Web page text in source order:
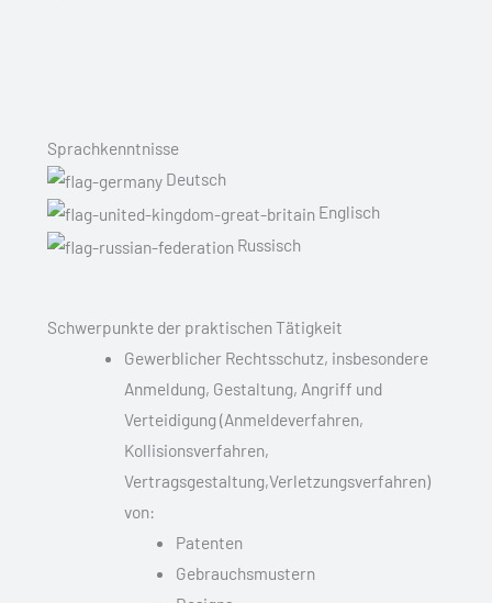
Sprachkenntnisse
Deutsch
Englisch
Russisch
Schwerpunkte der praktischen Tätigkeit
Gewerblicher Rechtsschutz, insbesondere
Anmeldung, Gestaltung, Angriff und
Verteidigung (Anmeldeverfahren,
Kollisionsverfahren,
Vertragsgestaltung,Verletzungsverfahren)
von:
Patenten
Gebrauchsmustern